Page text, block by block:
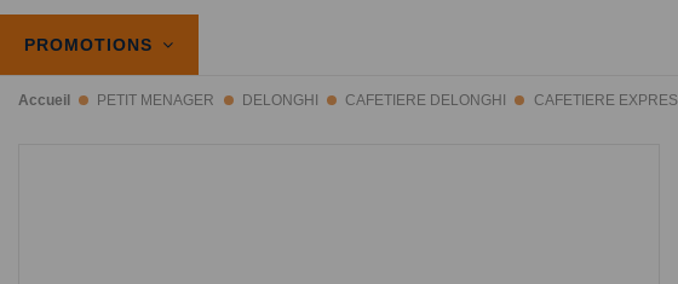
PROMOTIONS
Accueil PETIT MENAGER DELONGHI CAFETIERE DELONGHI CAFETIERE